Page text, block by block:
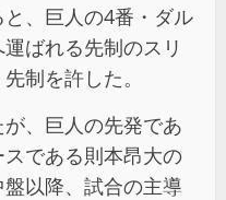
、巨人の4番・ダル
ばれる先制のスリ
制を許した。
、巨人の先発であ
である則本昂大の
以降、試合の主導